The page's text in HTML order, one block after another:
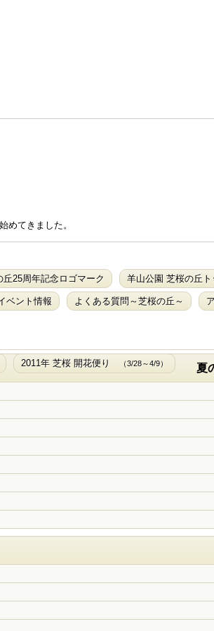
めてきました。
丘25周年記念ロゴマーク 羊山公園 芝桜の丘ト
ベント情報 よくある質問～芝桜の丘～
2011年 芝桜 開花便り （3/28～4/9） 夏